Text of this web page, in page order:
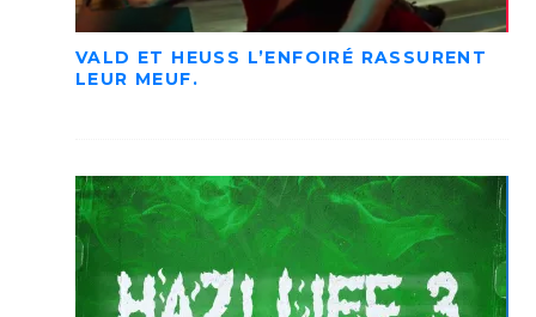
VALD ET HEUSS L’ENFOIRÉ RASSURENT
LEUR MEUF.